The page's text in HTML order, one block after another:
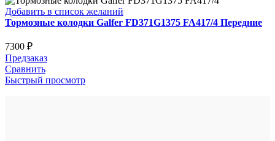
Добавить в список желаний
Тормозные колодки Galfer FD371G1375 FA417/4 Передние
7300 ₽
Предзаказ
Сравнить
Быстрый просмотр